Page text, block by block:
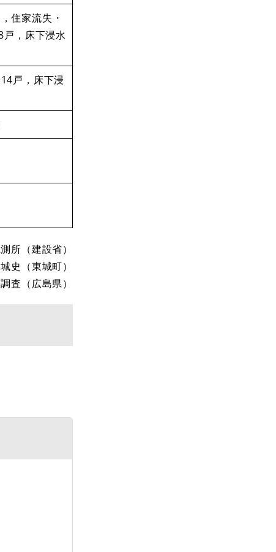
住家流失・
，床下浸水
戸，床下浸
所（建設省）
史（東城町）
査（広島県）